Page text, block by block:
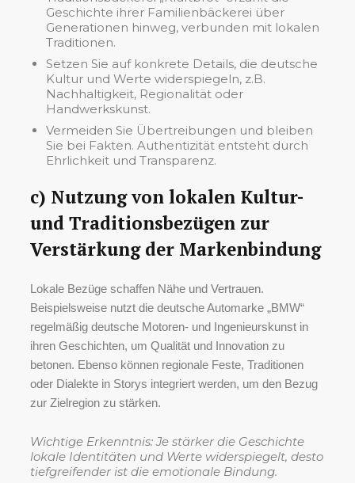
Geschichte ihrer Familienbäckerei über
Generationen hinweg, verbunden mit lokalen
Traditionen.
Setzen Sie auf konkrete Details, die deutsche
Kultur und Werte widerspiegeln, z.B.
Nachhaltigkeit, Regionalität oder
Handwerkskunst.
Vermeiden Sie Übertreibungen und bleiben
Sie bei Fakten. Authentizität entsteht durch
Ehrlichkeit und Transparenz.
c) Nutzung von lokalen Kultur-
und Traditionsbezügen zur
Verstärkung der Markenbindung
Lokale Bezüge schaffen Nähe und Vertrauen.
Beispielsweise nutzt die deutsche Automarke „BMW“
regelmäßig deutsche Motoren- und Ingenieurskunst in
ihren Geschichten, um Qualität und Innovation zu
betonen. Ebenso können regionale Feste, Traditionen
oder Dialekte in Storys integriert werden, um den Bezug
zur Zielregion zu stärken.
Wichtige Erkenntnis: Je stärker die Geschichte
lokale Identitäten und Werte widerspiegelt, desto
tiefgreifender ist die emotionale Bindung.